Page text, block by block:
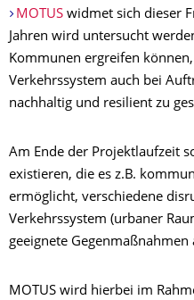
MOTUS widmet sich dieser
Jahren wird untersucht
Kommunen ergreifen
Verkehrssystem auch bei
nachhaltig und resilient zu
Am Ende der Projektlaufzeit
existieren, die es z.B.
ermöglicht, verschiedene
Verkehrssystem (urbaner
geeignete Gegenmaßnahmen
MOTUS wird hierbei im